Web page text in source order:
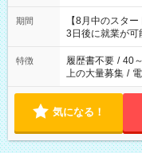
と休みを合わせ
「できれば残業
ね。 ※Wワーク希望の方へ 今ご覧のお仕事で希望する勤務時間
と、もう1つのお
合は応募できま
期間
【8月中のスタ
3日後に就業が可
特徴 履歴書不要 / 40
上の大量募集 /
気になる！